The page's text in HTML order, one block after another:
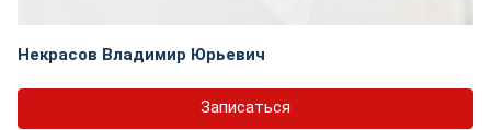
Некрасов Владимир Юрьевич
Записаться